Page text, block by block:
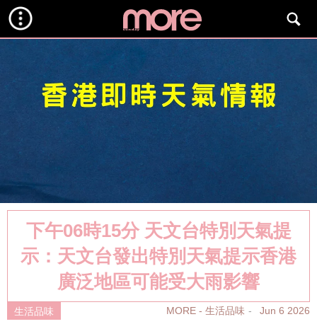
下午06時15分 天文台特別天氣提
示：天文台發出特別天氣提示香港
廣泛地區可能受大雨影響
生活品味 MORE - 生活品味 Jun 6 2026